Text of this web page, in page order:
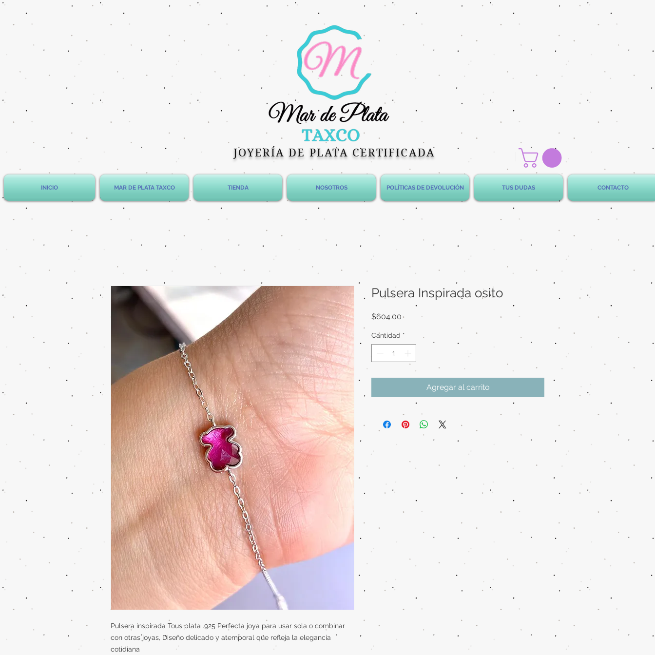
JOYERÍA DE PLATA CERTIFICADA
INICIO MAR DE PLATA TAXCO TIENDA NOSOTROS POLÍTICAS DE DEVOLUCIÓN TUS DUDAS CONTACTO
Pulsera inspirada Tous plata .925 Perfecta joya para usar sola o combinar
con otras joyas, Diseño delicado y atemporal que refleja la elegancia
cotidiana
Pulsera Inspirada osito
$604.00Precio
Cantidad *
Agregar al carrito